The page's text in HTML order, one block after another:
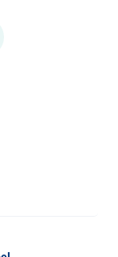
tabblad
in nieuw tabblad
opent in nieuw
WhatsApp, opent in